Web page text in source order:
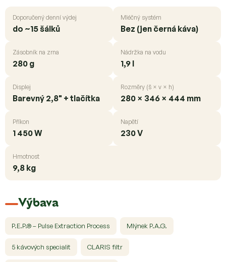
Doporučený denní výdej
do ~15 šálků
Mléčný systém
Bez (jen černá káva)
Zásobník na zrna
280 g
Nádržka na vodu
1,9 l
Displej
Barevný 2,8" + tlačítka
Rozměry (š × v × h)
280 × 346 × 444 mm
Příkon
1 450 W
Napětí
230 V
Hmotnost
9,8 kg
Výbava
P.E.P.® – Pulse Extraction Process Mlýnek P.A.G.
5 kávových specialit CLARIS filtr